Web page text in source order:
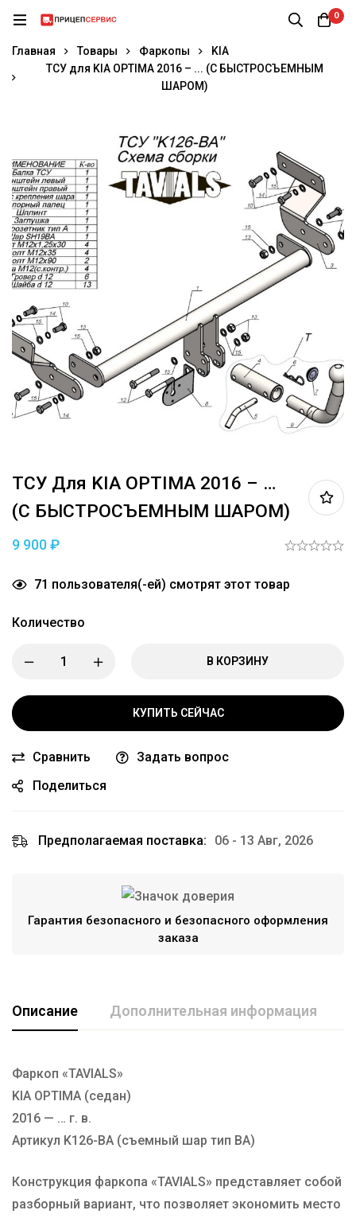
0
Главная Товары Фаркопы
KIA
ТСУ для KIA OPTIMA 2016 – ... (С БЫСТРОСЪЕМНЫМ
ШАРОМ)
ТСУ Для KIA OPTIMA 2016 – …
(С БЫСТРОСЪЕМНЫМ ШАРОМ)
9 900₽
71 пользователя(-ей) смотрят этот товар
Количество
В КОРЗИНУ
КУПИТЬ СЕЙЧАС
Сравнить
Задать вопрос
Поделиться
Предполагаемая поставка: 06 - 13 Авг, 2026
Гарантия безопасного и безопасного оформления
заказа
Описание Дополнительная информация
Фаркоп «TAVIALS»
KIA OPTIMA (седан)
2016 — … г. в.
Артикул K126-BA (съемный шар тип BA)
Конструкция фаркопа «TAVIALS» представляет собой
разборный вариант, что позволяет экономить место
Марка авто
KIA
Производитель TAVIALS
Тип Шара